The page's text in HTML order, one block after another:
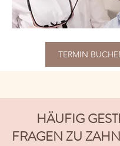
TERMIN
HÄUFIG
FRAGEN ZU